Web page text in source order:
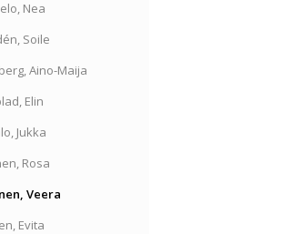
Nea
Soile
Aino-Maija
Elin
Jukka
Rosa
Veera
Evita